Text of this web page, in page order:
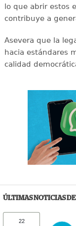
lo que abrir estos
contribuye a
Asevera que la
hacia estándares
calidad
ÚLTIMAS NOTICIAS
22